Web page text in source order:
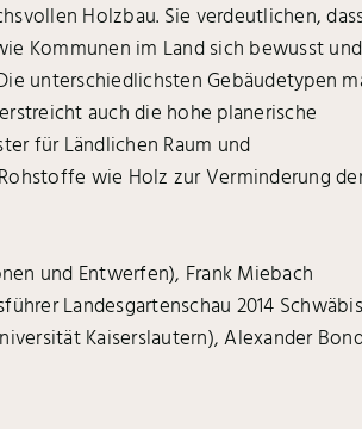
Holzbau. Sie verdeutlichen,
Kommunen im Land sich bewusst und
unterschiedlichsten Gebäudetypen
auch die hohe planerische
für Ländlichen Raum und
wie Holz zur Verminderung
und Entwerfen), Frank Miebach
Landesgartenschau 2014
Kaiserslautern), Alexander